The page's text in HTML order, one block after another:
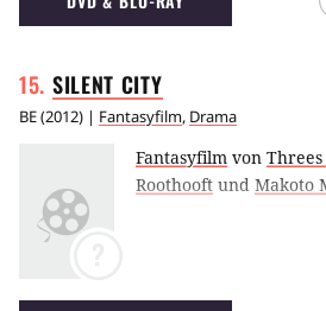
zusammenführen, um
SILENT CITY
BE(2012) | Fantasyfilm, Drama
Fantasyfilm von
Roothooft und Makoto